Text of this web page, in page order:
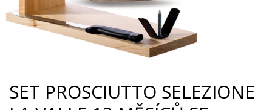
SET PROSCIUTTO SELEZIONE